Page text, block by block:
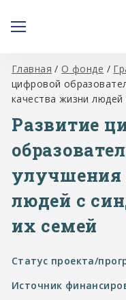
Главная / О фонде /
цифровой
качества жизни
Развитие
улучшения
людей с
их семей
Статус проекта/
Источник